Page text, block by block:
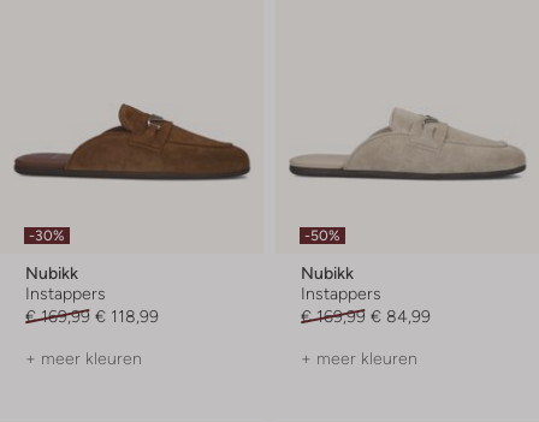
-30%
Nubikk
Instappers
€ 169,99 € 118,99
+ meer kleuren
-50%
Nubikk
Instappers
€ 169,99 € 84,99
+ meer kleuren